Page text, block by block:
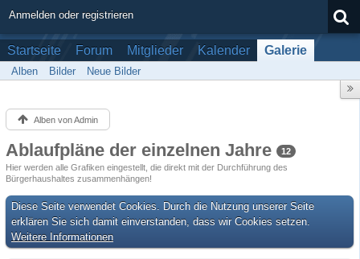
Anmelden oder registrieren
Startseite Forum Mitglieder Kalender Galerie
Alben Bilder Neue Bilder
Alben von Admin
Ablaufpläne der einzelnen Jahre
12
Hier werden alle Grafiken eingestellt, die direkt mit der Durchführung des
Bürgerhaushaltes zusammenhängen!
Diese Seite verwendet Cookies. Durch die Nutzung unserer Seite
erklären Sie sich damit einverstanden, dass wir Cookies setzen.
Weitere Informationen